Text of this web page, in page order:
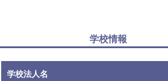
学校情報
学校法人名